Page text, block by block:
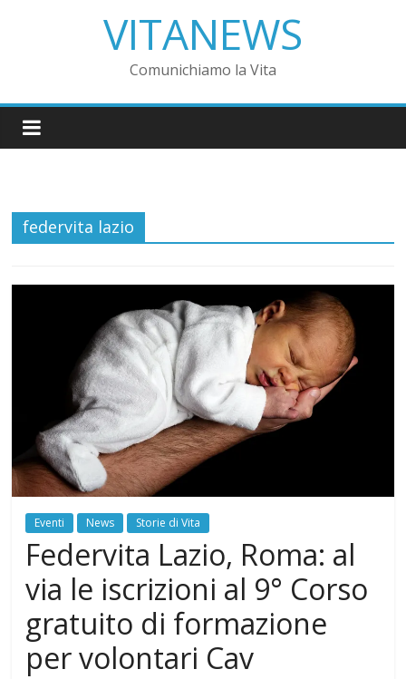
VITANEWS
Comunichiamo la Vita
federvita lazio
Eventi News Storie di Vita
Federvita Lazio, Roma: al
via le iscrizioni al 9° Corso
gratuito di formazione
per volontari Cav